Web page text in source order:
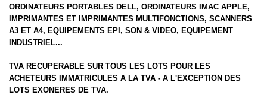
ORDINATEURS PORTABLES DELL, ORDINATEURS IMAC APPLE,
IMPRIMANTES ET IMPRIMANTES MULTIFONCTIONS, SCANNERS
A3 ET A4, EQUIPEMENTS EPI, SON & VIDEO, EQUIPEMENT
INDUSTRIEL...
TVA RECUPERABLE SUR TOUS LES LOTS POUR LES
ACHETEURS IMMATRICULES A LA TVA - A L'EXCEPTION DES
LOTS EXONERES DE TVA.